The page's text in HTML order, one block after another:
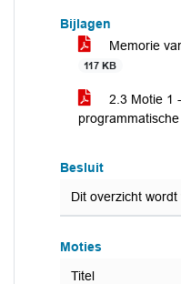
Bijlagen
Memorie
117 KB
2.3 Motie 1
Besluit
Dit overzicht
Moties
Titel